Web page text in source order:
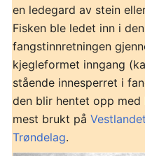
en ledegard av stein
Fisken ble ledet inn i
fangstinnretningen
kjegleformet inngang
stående innesperret i
den blir hentet opp med
mest brukt på Vestlandet
Trøndelag.